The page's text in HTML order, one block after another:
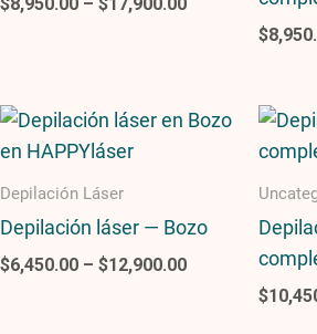
$
Depilación Láser
Depilación láser — Bozo
$6,450.00 – $12,900.00
Price
$6,450.00
$